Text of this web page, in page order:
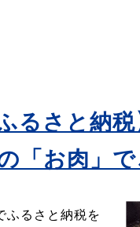
るさと納
「お肉」で
ふるさと納税を